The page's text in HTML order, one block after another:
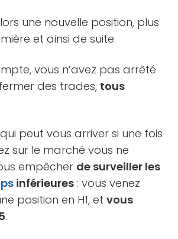
une nouvelle position, plus
et ainsi de suite.
vous n’avez pas arrêté
des trades, tous
peut vous arriver si une fois
sur le marché vous ne
empêcher de surveiller les
inférieures : vous venez
position en H1, et vous
.